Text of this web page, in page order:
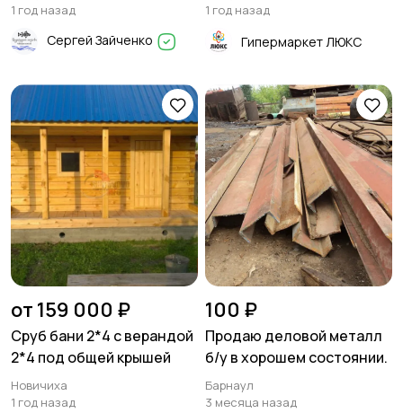
1 год назад
Сергей Зайченко
1 год назад
Гипермаркет ЛЮКС
от 159 000 ₽
Сруб бани 2*4 с верандой
2*4 под общей крышей
Новичиха
1 год назад
100 ₽
Продаю деловой металл
б/у в хорошем состоянии.
Барнаул
3 месяца назад